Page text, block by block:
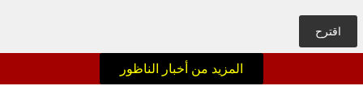
اقترح
المزيد من أخبار الناظور